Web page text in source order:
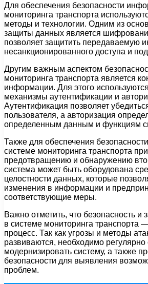
Для обеспечения безопасности
мониторинга транспорта
методы и технологии. Одним из
защиты данных является
позволяет защитить передаваемую
несанкционированного доступа и
Другим важным аспектом
мониторинга транспорта является
информации. Для этого
механизмы аутентификации и
Аутентификация позволяет
пользователя, а авторизация
определенным данным и функциям
Также для обеспечения
системе мониторинга транспорта
предотвращению и обнаружению
система может быть оборудована
целостности данных, которые
изменения в информации и
соответствующие меры.
Важно отметить, что безопасность
в системе мониторинга транспорта
процесс. Так как угрозы и методы
развиваются, необходимо регулярно
модернизировать систему, а также
безопасности для выявления
проблем.